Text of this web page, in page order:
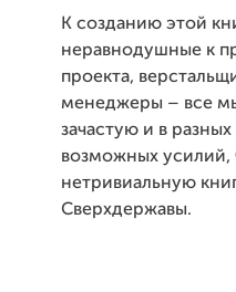
К созданию этой
неравнодушные к
проекта,
менеджеры – все
зачастую и в
возможных усилий,
нетривиальную
Сверхдержавы.